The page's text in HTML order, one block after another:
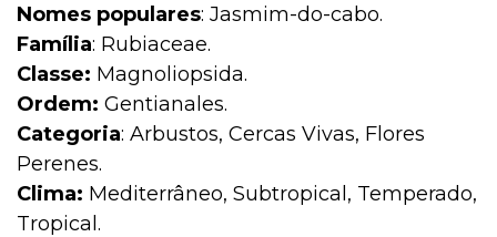
Nomes populares: Jasmim-do-cabo.
Família: Rubiaceae.
Classe: Magnoliopsida.
Ordem: Gentianales.
Categoria: Arbustos, Cercas Vivas, Flores
Perenes.
Clima: Mediterrâneo, Subtropical, Temperado,
Tropical.